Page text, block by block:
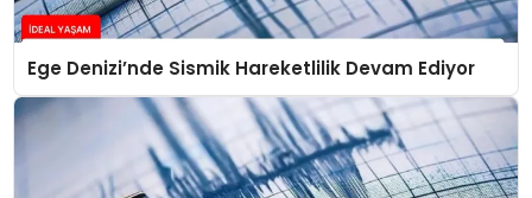
Ege Denizi’nde Sismik Hareketlilik Devam Ediyor